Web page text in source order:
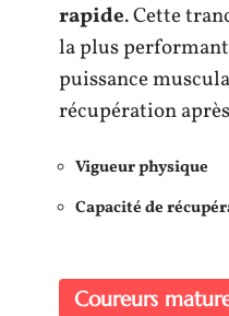
rapide. Cette
la plus
puissance
récupération
Vigueur physique
Capacité de
Coureurs